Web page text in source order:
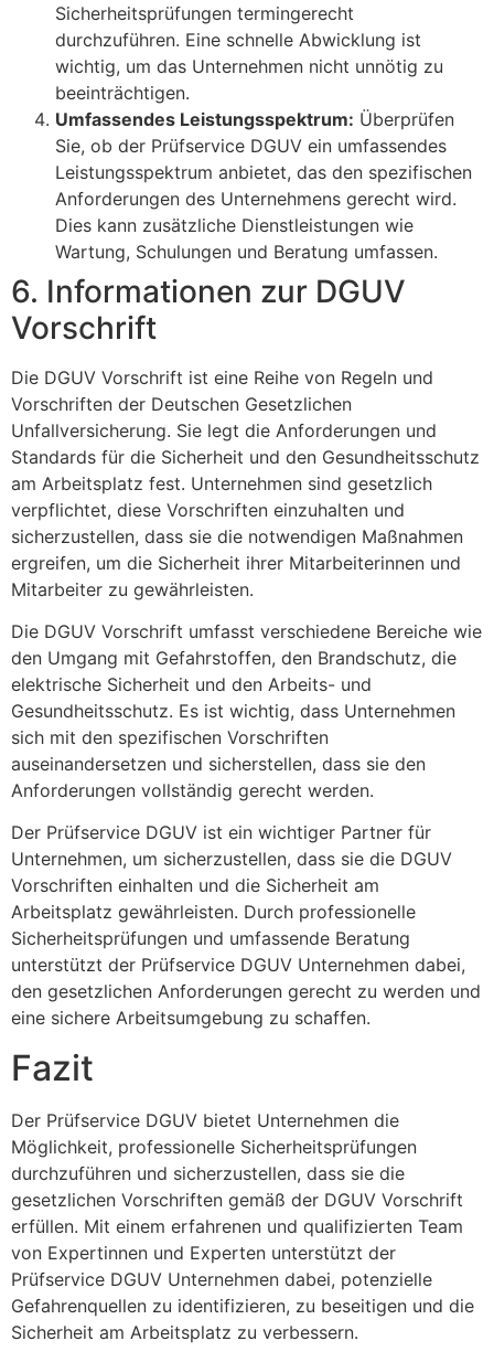
Sicherheitsprüfungen termingerecht
durchzuführen. Eine schnelle Abwicklung ist
wichtig, um das Unternehmen nicht unnötig zu
beeinträchtigen.
Umfassendes Leistungsspektrum: Überprüfen
Sie, ob der Prüfservice DGUV ein umfassendes
Leistungsspektrum anbietet, das den spezifischen
Anforderungen des Unternehmens gerecht wird.
Dies kann zusätzliche Dienstleistungen wie
Wartung, Schulungen und Beratung umfassen.
6. Informationen zur DGUV
Vorschrift
Die DGUV Vorschrift ist eine Reihe von Regeln und
Vorschriften der Deutschen Gesetzlichen
Unfallversicherung. Sie legt die Anforderungen und
Standards für die Sicherheit und den Gesundheitsschutz
am Arbeitsplatz fest. Unternehmen sind gesetzlich
verpflichtet, diese Vorschriften einzuhalten und
sicherzustellen, dass sie die notwendigen Maßnahmen
ergreifen, um die Sicherheit ihrer Mitarbeiterinnen und
Mitarbeiter zu gewährleisten.
Die DGUV Vorschrift umfasst verschiedene Bereiche wie
den Umgang mit Gefahrstoffen, den Brandschutz, die
elektrische Sicherheit und den Arbeits- und
Gesundheitsschutz. Es ist wichtig, dass Unternehmen
sich mit den spezifischen Vorschriften
auseinandersetzen und sicherstellen, dass sie den
Anforderungen vollständig gerecht werden.
Der Prüfservice DGUV ist ein wichtiger Partner für
Unternehmen, um sicherzustellen, dass sie die DGUV
Vorschriften einhalten und die Sicherheit am
Arbeitsplatz gewährleisten. Durch professionelle
Sicherheitsprüfungen und umfassende Beratung
unterstützt der Prüfservice DGUV Unternehmen dabei,
den gesetzlichen Anforderungen gerecht zu werden und
eine sichere Arbeitsumgebung zu schaffen.
Fazit
Der Prüfservice DGUV bietet Unternehmen die
Möglichkeit, professionelle Sicherheitsprüfungen
durchzuführen und sicherzustellen, dass sie die
gesetzlichen Vorschriften gemäß der DGUV Vorschrift
erfüllen. Mit einem erfahrenen und qualifizierten Team
von Expertinnen und Experten unterstützt der
Prüfservice DGUV Unternehmen dabei, potenzielle
Gefahrenquellen zu identifizieren, zu beseitigen und die
Sicherheit am Arbeitsplatz zu verbessern.